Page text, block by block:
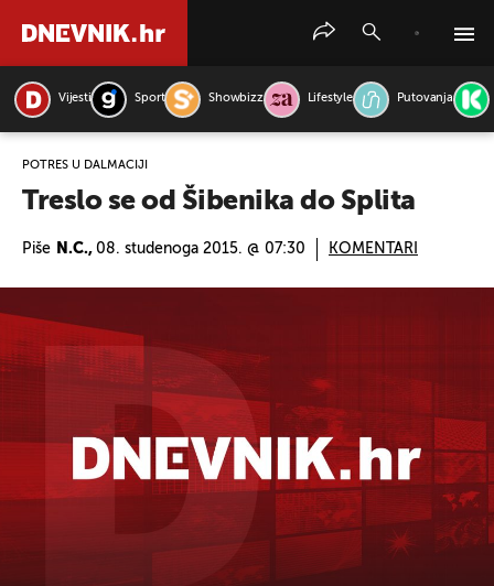
Vijesti Sport Showbizz Lifestyle Putovanja
POTRES U DALMACIJI
Treslo se od Šibenika do Splita
Piše N.C., 08. studenoga 2015. @ 07:30 KOMENTARI
PRETRAŽITE VIJESTI